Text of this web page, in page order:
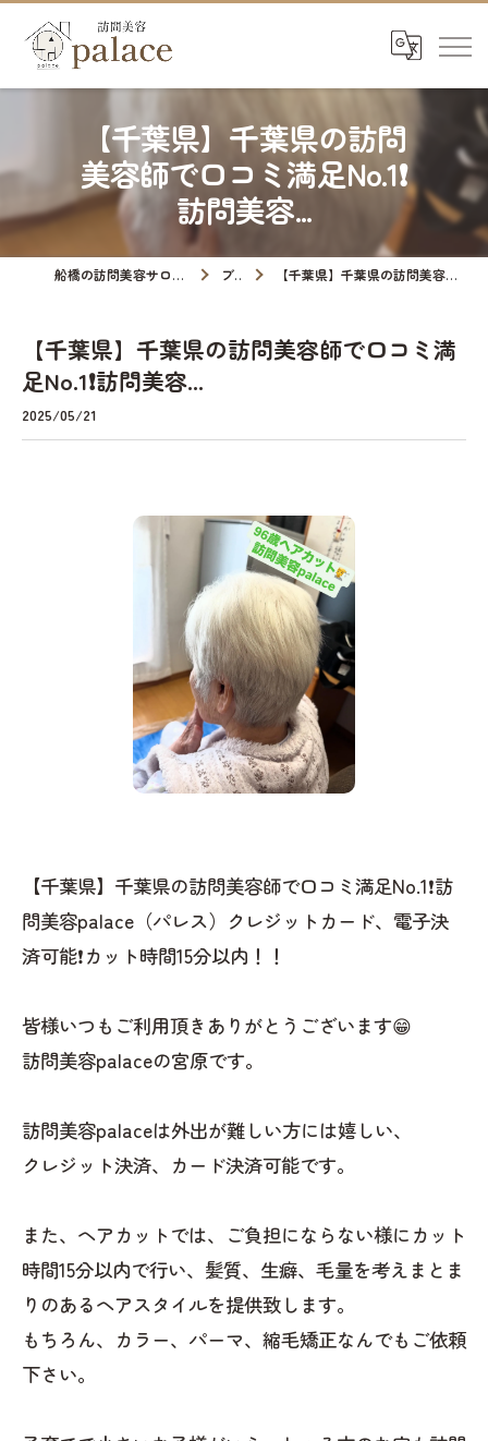
【千葉県】千葉県の訪問
美容師で口コミ満足No.1❗️
訪問美容...
船橋の訪問美容サロンなら訪問美容palace ブログ 【千葉県】千葉県の訪問美容師で口コミ満足No.1❗️訪問美容...
【千葉県】千葉県の訪問美容師で口コミ満
足No.1❗️訪問美容...
2025/05/21
【千葉県】千葉県の訪問美容師で口コミ満足No.1❗️訪
問美容palace（パレス）クレジットカード、電子決
済可能❗️カット時間15分以内！！
皆様いつもご利用頂きありがとうございます😁
訪問美容palaceの宮原です。
訪問美容palaceは外出が難しい方には嬉しい、
クレジット決済、カード決済可能です。
また、ヘアカットでは、ご負担にならない様にカット
時間15分以内で行い、髪質、生癖、毛量を考えまとま
りのあるヘアスタイルを提供致します。
もちろん、カラー、パーマ、縮毛矯正なんでもご依頼
下さい。